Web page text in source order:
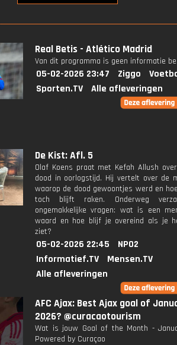
Real Betis - Atlético Madrid
Van dit programma is geen informatie
05-02-2026 23:47 Ziggo
Sporten.TV
Alle afleveringen
De Kist: Afl. 5
Olaf Koens praat met Kefah Allush
dood in oorlogstijd. Hij vertelt over de
waarop de dood gewoontjes werd en
toch blijft raken. Onderweg
ongemakkelijke vragen: wat is een
waard en hoe blijf je overeind als je
ziet?
05-02-2026 22:45
NPO2
Informatief.TV
Mensen.TV
Alle afleveringen
AFC Ajax: Best Ajax goal of
2026? @curacaotourism
Wat is jouw Goal of the Month -
Powered by Curaçao